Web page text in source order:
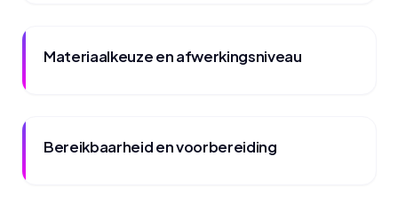
Materiaalkeuze en afwerkingsniveau
Bereikbaarheid en voorbereiding